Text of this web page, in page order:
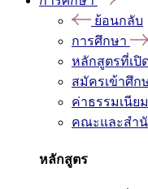
ย้อนกลับ
การศึกษา
หลักสูตรที่เปิ
สมัครเข้าศึก
ค่าธรรมเนีย
คณะและสำ
หลักสูตร